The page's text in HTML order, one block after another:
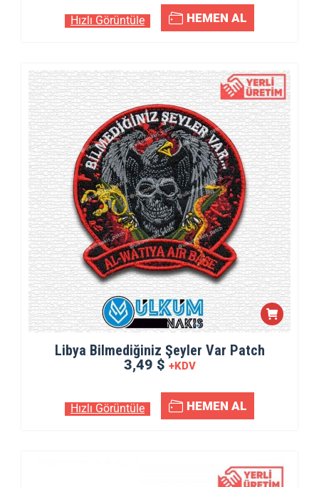
Hızlı Görüntüle HEMEN AL
Libya Bilmediğiniz Şeyler Var Patch
3,49 $+KDV
Hızlı Görüntüle HEMEN AL